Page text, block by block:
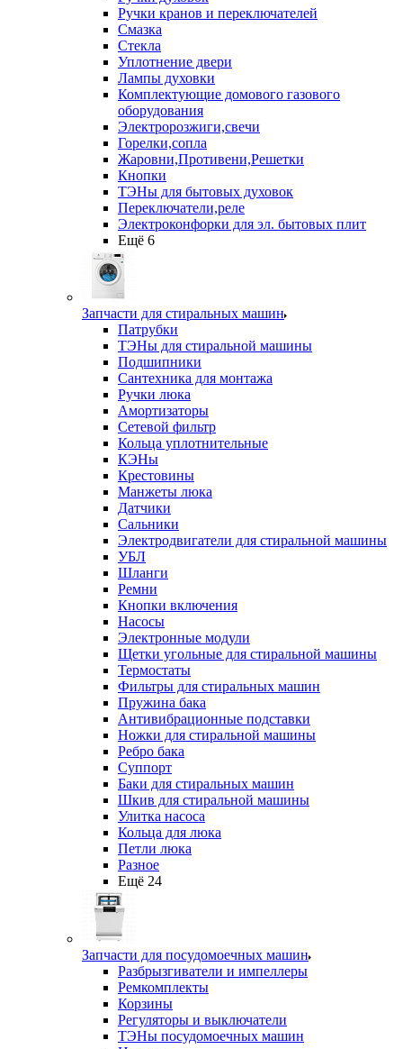
Ручки кранов и переключателей
Смазка
Стекла
Уплотнение двери
Лампы духовки
Комплектующие домового газового
оборудования
Электророзжиги,свечи
Горелки,сопла
Жаровни,Противени,Решетки
Кнопки
ТЭНы для бытовых духовок
Переключатели,реле
Электроконфорки для эл. бытовых плит
Ещё 6
Запчасти для стиральных машин
Патрубки
ТЭНы для стиральной машины
Подшипники
Сантехника для монтажа
Ручки люка
Амортизаторы
Сетевой фильтр
Кольца уплотнительные
КЭНы
Крестовины
Манжеты люка
Датчики
Сальники
Электродвигатели для стиральной машины
УБЛ
Шланги
Ремни
Кнопки включения
Насосы
Электронные модули
Щетки угольные для стиральной машины
Термостаты
Фильтры для стиральных машин
Пружина бака
Антивибрационные подставки
Ножки для стиральной машины
Ребро бака
Суппорт
Баки для стиральных машин
Шкив для стиральной машины
Улитка насоса
Кольца для люка
Петли люка
Разное
Ещё 24
Запчасти для посудомоечных машин
Разбрызгиватели и импеллеры
Ремкомплекты
Корзины
Регуляторы и выключатели
ТЭНы посудомоечных машин